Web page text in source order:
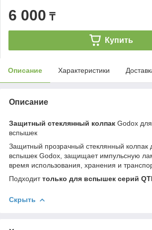
6 000 ₸
Купить
Описание Характеристики
Описание
Защитный стеклянный колпак Godox
вспышек
Защитный прозрачный стеклянный колпак
вспышек Godox, защищает импульсную
время использования, хранения и
Подходиттолько для вспышек серий
Скрыть